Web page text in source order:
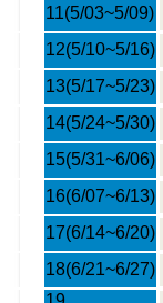
11(5/03~5/09)
12(5/10~5/16)
13(5/17~5/23)
14(5/24~5/30)
15(5/31~6/06)
16(6/07~6/13)
17(6/14~6/20)
18(6/21~6/27)